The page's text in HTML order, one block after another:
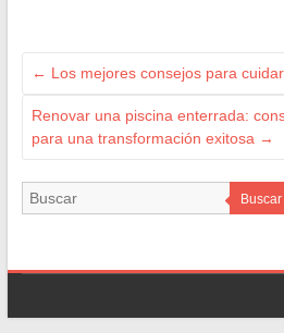
← Los mejores consejos para
Renovar una piscina enterrada:
para una transformación exitosa →
Buscar